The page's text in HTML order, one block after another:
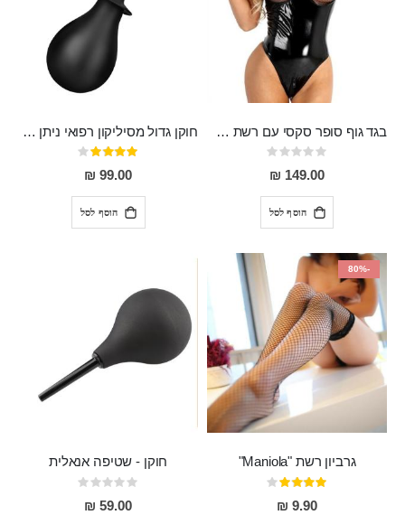
בגד גוף סופר סקסי עם רשת שקופה בחזה ושרשרות מלמעלה וריצרץ מלמטה Pan במפשעה
Rating:
0%
149.00 ₪
הוסף לסל
חוקן גדול מסיליקון רפואי ניתן לשימוש גם כפלאג וגם כחרוזים אנאלים
דירוג:
80%
99.00 ₪
הוסף לסל
-80%
גרביון רשת "Maniola"
דירוג:
80%
9.90 ₪
חוקן - שטיפה אנאלית
Rating:
0%
59.00 ₪